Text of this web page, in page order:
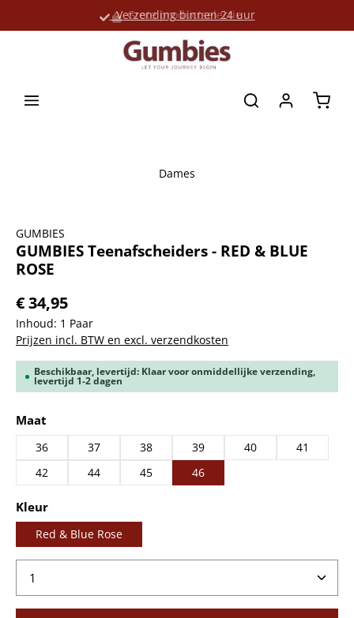
Verzending binnen 24 uur
Grote productselectie
Dames
GUMBIES
GUMBIES Teenafscheiders - RED & BLUE
ROSE
€ 34,95
Inhoud: 1 Paar
Prijzen incl. BTW en excl. verzendkosten
Beschikbaar, levertijd: Klaar voor onmiddellijke verzending,
levertijd 1-2 dagen
Selecteer
Maat
36 37 38 39 40
41
42
44 45 46
Selecteer
Kleur
Red & Blue Rose
Producthoeveelheid: Voer de gewenste